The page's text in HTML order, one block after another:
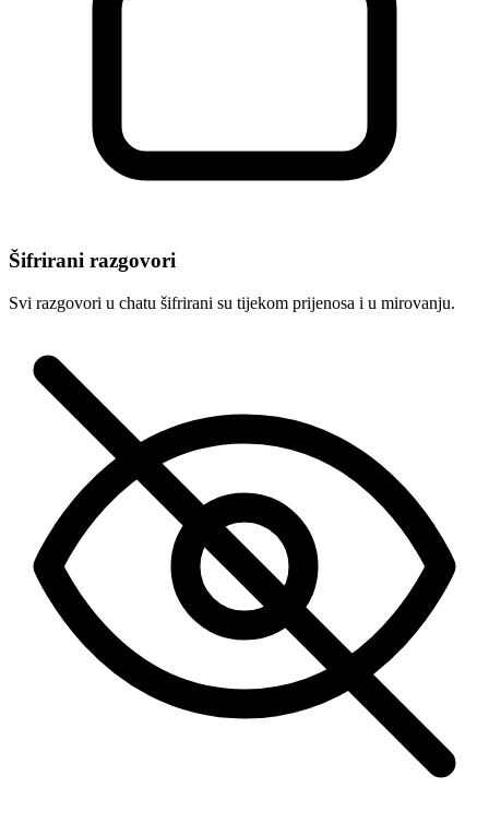
Šifrirani razgovori
Svi razgovori u chatu šifrirani su tijekom prijenosa i u mirovanju.